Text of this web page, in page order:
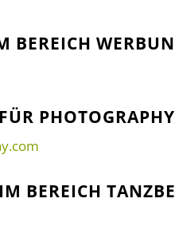
BEREICH
PHOTOGRAPHY
BEREICH